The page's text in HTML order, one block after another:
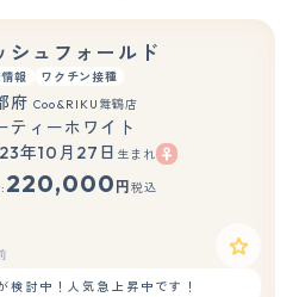
シュフォールド
報 ワクチン接種
府 Coo&RIKU舞鶴店
ティーホワイト
年10月27日 生まれ
220,000 円 税込
検討中！人気急上昇中です！